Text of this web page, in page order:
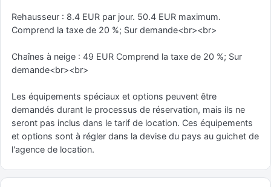
Rehausseur : 8.4 EUR par jour. 50.4 EUR maximum.
Comprend la taxe de 20 %; Sur demande<br><br>
Chaînes à neige : 49 EUR Comprend la taxe de 20 %; Sur
demande<br><br>
Les équipements spéciaux et options peuvent être
demandés durant le processus de réservation, mais ils ne
seront pas inclus dans le tarif de location. Ces équipements
et options sont à régler dans la devise du pays au guichet de
l'agence de location.